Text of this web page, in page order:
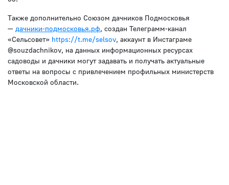
Также дополнительно Союзом дачников Подмосковья
— дачники-подмосковья.рф, создан Телеграмм-канал
«Сельсовет» https://t.me/selsov, аккаунт в Инстаграме
@souzdachnikov, на данных информационных ресурсах
садоводы и дачники могут задавать и получать актуальные
ответы на вопросы с привлечением профильных министерств
Московской области.